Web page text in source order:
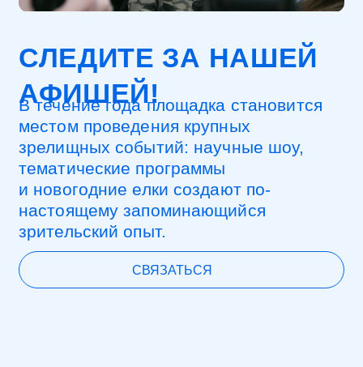
123456, Москва, Проспект Мира
119с2, ВДНХ, Павильон №2
РДОО «Будущие инженеры»
ИНН 7704430690 | ОГРН 1177700010608
info@robocorp.moscow
Политика конфиденциальности
Правила возврата билетов